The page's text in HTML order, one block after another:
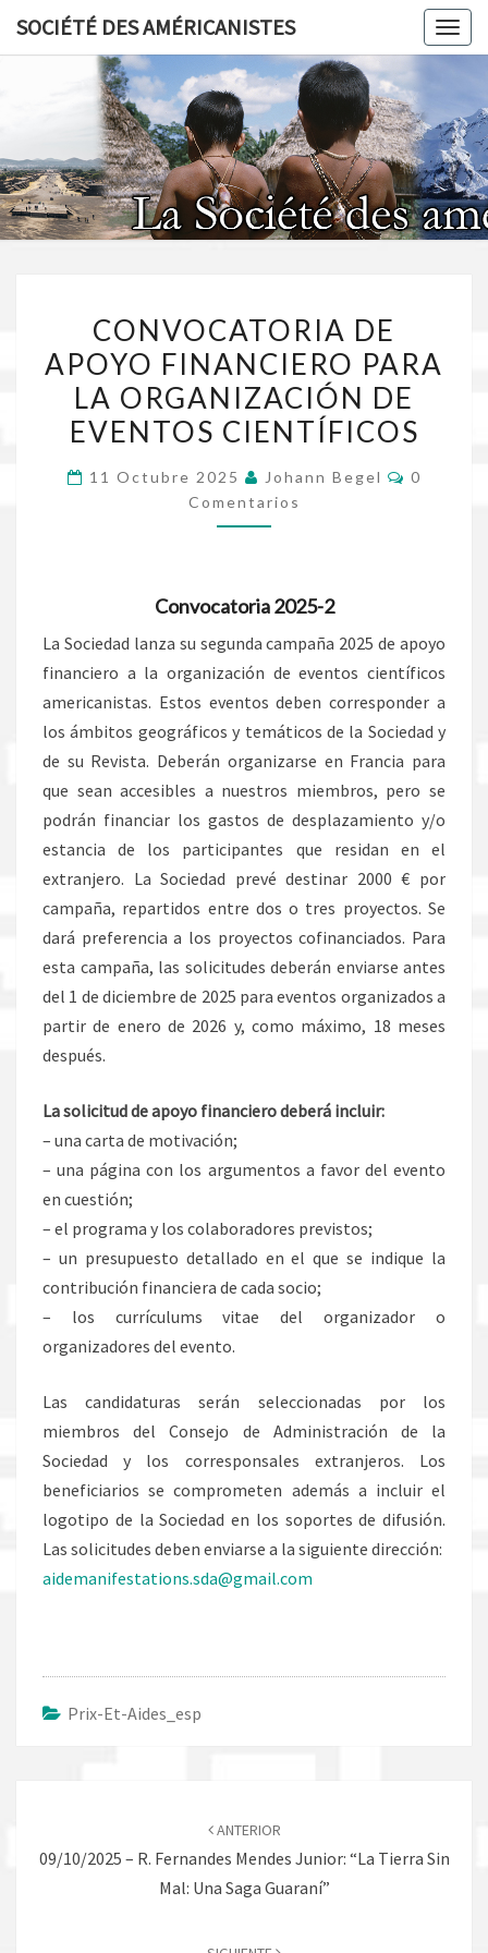
SOCIÉTÉ DES AMÉRICANISTES
DE
APOYO
FINANCIERO
PARA
ORGANIZACIÓN
DE
CONVOCATORIA DE
APOYO FINANCIERO PARA
LA ORGANIZACIÓN DE
EVENTOS CIENTÍFICOS
11 Octubre 2025 Johann Begel
0
Comentarios
Convocatoria 2025-2
La Sociedad lanza su segunda campaña 2025 de apoyo
financiero a la organización de eventos científicos
americanistas. Estos eventos deben corresponder a
los ámbitos geográficos y temáticos de la Sociedad y
de su Revista. Deberán organizarse en Francia para
que sean accesibles a nuestros miembros, pero se
podrán financiar los gastos de desplazamiento y/o
estancia de los participantes que residan en el
extranjero. La Sociedad prevé destinar 2000 € por
campaña, repartidos entre dos o tres proyectos. Se
dará preferencia a los proyectos cofinanciados. Para
esta campaña, las solicitudes deberán enviarse antes
del 1 de diciembre de 2025 para eventos organizados a
partir de enero de 2026 y, como máximo, 18 meses
después.
La solicitud de apoyo financiero deberá incluir:
– una carta de motivación;
– una página con los argumentos a favor del evento
en cuestión;
– el programa y los colaboradores previstos;
– un presupuesto detallado en el que se indique la
contribución financiera de cada socio;
– los currículums vitae del organizador o
organizadores del evento.
Las candidaturas serán seleccionadas por los
miembros del Consejo de Administración de la
Sociedad y los corresponsales extranjeros. Los
beneficiarios se comprometen además a incluir el
logotipo de la Sociedad en los soportes de difusión.
Las solicitudes deben enviarse a la siguiente dirección:
aidemanifestations.sda@gmail.com
Prix-Et-Aides_esp
entradas
ANTERIOR
09/10/2025 – R. Fernandes Mendes Junior: “La Tierra Sin
Mal: Una Saga Guaraní”